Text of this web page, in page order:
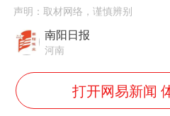
山东一
声明：取材网络，谨慎辨别
南阳日报
河南
打开网易新闻